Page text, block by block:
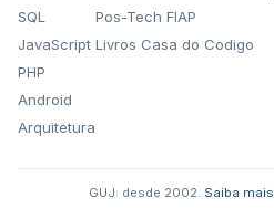
SQL
JavaScript
PHP
Android
Arquitetura
Pos-Tech FIAP
Livros Casa do Codigo
GUJ: desde 2002. Saiba mais